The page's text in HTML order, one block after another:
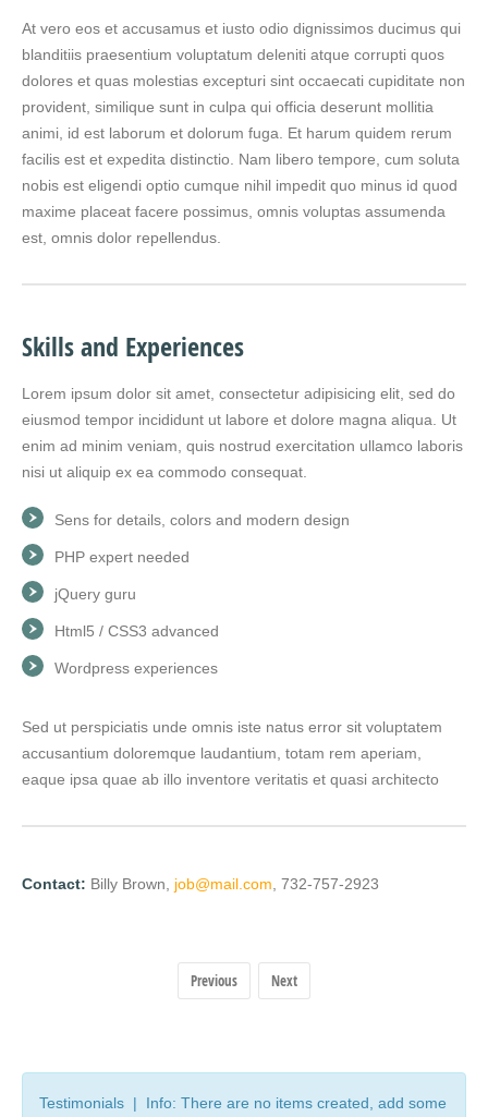
At vero eos et accusamus et iusto odio dignissimos ducimus qui
blanditiis praesentium voluptatum deleniti atque corrupti quos
dolores et quas molestias excepturi sint occaecati cupiditate non
provident, similique sunt in culpa qui officia deserunt mollitia
animi, id est laborum et dolorum fuga. Et harum quidem rerum
facilis est et expedita distinctio. Nam libero tempore, cum soluta
nobis est eligendi optio cumque nihil impedit quo minus id quod
maxime placeat facere possimus, omnis voluptas assumenda
est, omnis dolor repellendus.
Skills and Experiences
Lorem ipsum dolor sit amet, consectetur adipisicing elit, sed do
eiusmod tempor incididunt ut labore et dolore magna aliqua. Ut
enim ad minim veniam, quis nostrud exercitation ullamco laboris
nisi ut aliquip ex ea commodo consequat.
Sens for details, colors and modern design
PHP expert needed
jQuery guru
Html5 / CSS3 advanced
Wordpress experiences
Sed ut perspiciatis unde omnis iste natus error sit voluptatem
accusantium doloremque laudantium, totam rem aperiam,
eaque ipsa quae ab illo inventore veritatis et quasi architecto
Contact: Billy Brown job@mail.com 732-757-2923
Previous Next
Testimonials | Info: There are no items created, add some